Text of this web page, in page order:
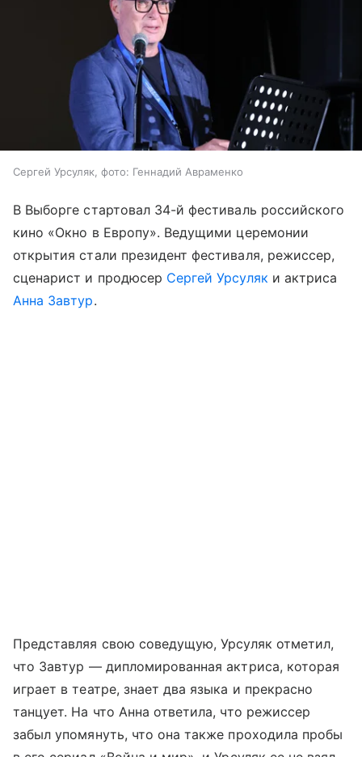
Сергей Урсуляк, фото: Геннадий Авраменко
В Выборге стартовал 34-й фестиваль российского
кино «Окно в Европу». Ведущими церемонии
открытия стали президент фестиваля, режиссер,
сценарист и продюсер Сергей Урсуляк и актриса
Анна Завтур.
Представляя свою соведущую, Урсуляк отметил,
что Завтур — дипломированная актриса, которая
играет в театре, знает два языка и прекрасно
танцует. На что Анна ответила, что режиссер
забыл упомянуть, что она также проходила пробы